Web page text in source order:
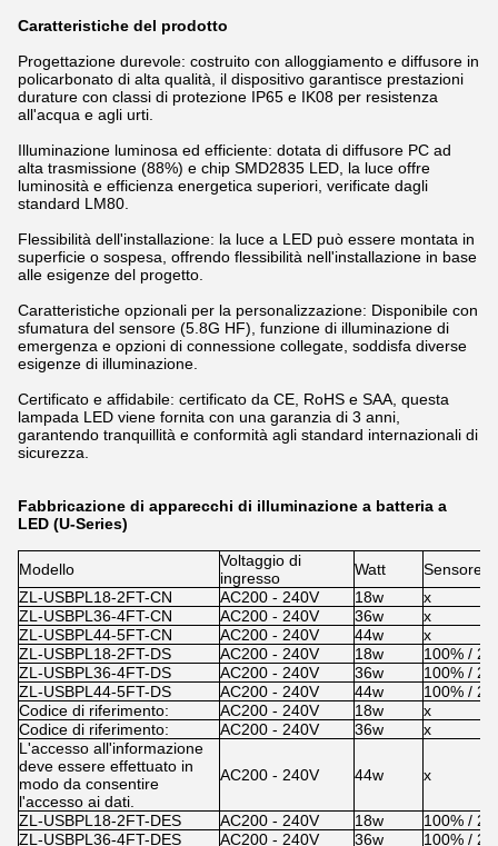
Caratteristiche del prodotto
Progettazione durevole: costruito con alloggiamento e diffusore in
policarbonato di alta qualità, il dispositivo garantisce prestazioni
durature con classi di protezione IP65 e IK08 per resistenza
all'acqua e agli urti.
Illuminazione luminosa ed efficiente: dotata di diffusore PC ad
alta trasmissione (88%) e chip SMD2835 LED, la luce offre
luminosità e efficienza energetica superiori, verificate dagli
standard LM80.
Flessibilità dell'installazione: la luce a LED può essere montata in
superficie o sospesa, offrendo flessibilità nell'installazione in base
alle esigenze del progetto.
Caratteristiche opzionali per la personalizzazione: Disponibile con
sfumatura del sensore (5.8G HF), funzione di illuminazione di
emergenza e opzioni di connessione collegate, soddisfa diverse
esigenze di illuminazione.
Certificato e affidabile: certificato da CE, RoHS e SAA, questa
lampada LED viene fornita con una garanzia di 3 anni,
garantendo tranquillità e conformità agli standard internazionali di
sicurezza.
Fabbricazione di apparecchi di illuminazione a batteria a
LED (U-Series)
Modello
Voltaggio di
ingresso
Watt
Sensore
ZL-USBPL18-2FT-CN
AC200 - 240V 18w
x
ZL-USBPL36-4FT-CN
AC200 - 240V 36w
x
ZL-USBPL44-5FT-CN
AC200 - 240V 44w
x
ZL-USBPL18-2FT-DS
AC200 - 240V 18w
100% /
ZL-USBPL36-4FT-DS
AC200 - 240V 36w
100% /
ZL-USBPL44-5FT-DS
AC200 - 240V 44w
100% /
Codice di riferimento:
AC200 - 240V 18w
x
Codice di riferimento:
AC200 - 240V 36w
x
L'accesso all'informazione
deve essere effettuato in
modo da consentire
l'accesso ai dati.
AC200 - 240V 44w x
ZL-USBPL18-2FT-DES AC200 - 240V 18w
100% /
ZL-USBPL36-4FT-DES
AC200 - 240V 36w 100% /